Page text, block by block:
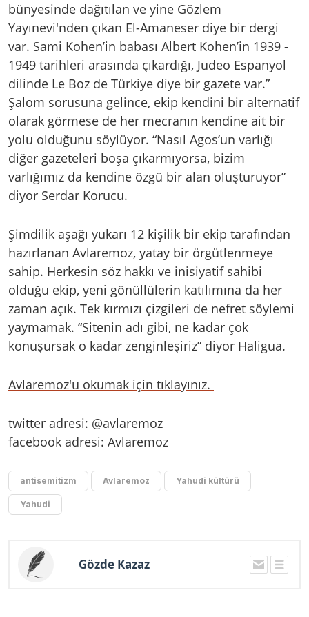
bünyesinde dağıtılan ve yine Gözlem
Yayınevi'nden çıkan El-Amaneser diye bir dergi
var. Sami Kohen’in babası Albert Kohen’in 1939 -
1949 tarihleri arasında çıkardığı, Judeo Espanyol
dilinde Le Boz de Türkiye diye bir gazete var.”
Şalom sorusuna gelince, ekip kendini bir alternatif
olarak görmese de her mecranın kendine ait bir
yolu olduğunu söylüyor. “Nasıl Agos’un varlığı
diğer gazeteleri boşa çıkarmıyorsa, bizim
varlığımız da kendine özgü bir alan oluşturuyor”
diyor Serdar Korucu.
Şimdilik aşağı yukarı 12 kişilik bir ekip tarafından
hazırlanan Avlaremoz, yatay bir örgütlenmeye
sahip. Herkesin söz hakkı ve inisiyatif sahibi
olduğu ekip, yeni gönüllülerin katılımına da her
zaman açık. Tek kırmızı çizgileri de nefret söylemi
yaymamak. “Sitenin adı gibi, ne kadar çok
konuşursak o kadar zenginleşiriz” diyor Haligua.
Avlaremoz'u okumak için tıklayınız.
twitter adresi: @avlaremoz
facebook adresi: Avlaremoz
antisemitizm Avlaremoz Yahudi kültürü
Yahudi
Gözde Kazaz